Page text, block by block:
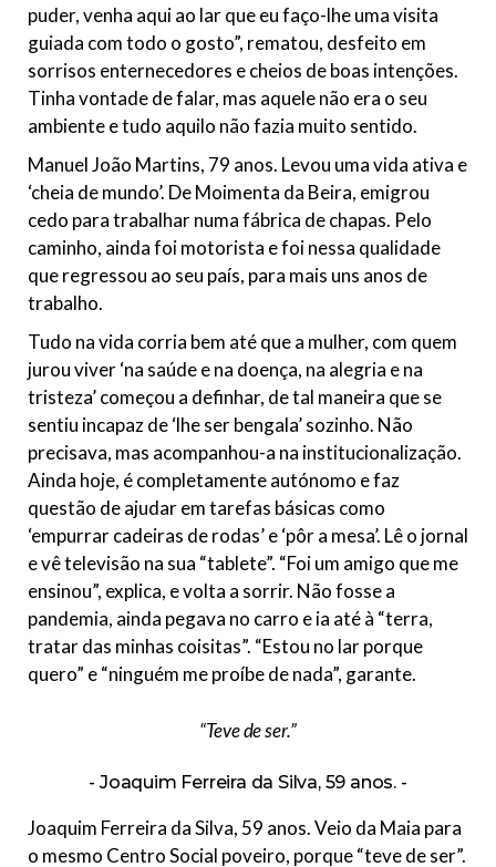
puder, venha aqui ao lar que eu faço-lhe uma visita
guiada com todo o gosto”, rematou, desfeito em
sorrisos enternecedores e cheios de boas intenções.
Tinha vontade de falar, mas aquele não era o seu
ambiente e tudo aquilo não fazia muito sentido.
Manuel João Martins, 79 anos. Levou uma vida ativa e
‘cheia de mundo’. De Moimenta da Beira, emigrou
cedo para trabalhar numa fábrica de chapas. Pelo
caminho, ainda foi motorista e foi nessa qualidade
que regressou ao seu país, para mais uns anos de
trabalho.
Tudo na vida corria bem até que a mulher, com quem
jurou viver ‘na saúde e na doença, na alegria e na
tristeza’ começou a definhar, de tal maneira que se
sentiu incapaz de ‘lhe ser bengala’ sozinho. Não
precisava, mas acompanhou-a na institucionalização.
Ainda hoje, é completamente autónomo e faz
questão de ajudar em tarefas básicas como
‘empurrar cadeiras de rodas’ e ‘pôr a mesa’. Lê o jornal
e vê televisão na sua “tablete”. “Foi um amigo que me
ensinou”, explica, e volta a sorrir. Não fosse a
pandemia, ainda pegava no carro e ia até à “terra,
tratar das minhas coisitas”. “Estou no lar porque
quero” e “ninguém me proíbe de nada”, garante.
“Teve de ser.”
Joaquim Ferreira da Silva, 59 anos.
Joaquim Ferreira da Silva, 59 anos. Veio da Maia para
o mesmo Centro Social poveiro, porque “teve de ser”.